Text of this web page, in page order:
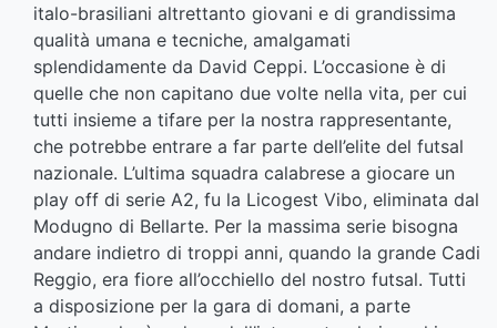
italo-brasiliani altrettanto giovani e di grandissima
qualità umana e tecniche, amalgamati
splendidamente da David Ceppi. L’occasione è di
quelle che non capitano due volte nella vita, per cui
tutti insieme a tifare per la nostra rappresentante,
che potrebbe entrare a far parte dell’elite del futsal
nazionale. L’ultima squadra calabrese a giocare un
play off di serie A2, fu la Licogest Vibo, eliminata dal
Modugno di Bellarte. Per la massima serie bisogna
andare indietro di troppi anni, quando la grande Cadi
Reggio, era fiore all’occhiello del nostro futsal. Tutti
a disposizione per la gara di domani, a parte